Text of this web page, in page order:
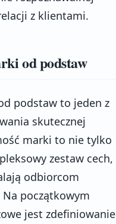
z klientami.
od podstaw
podstaw to jeden z
skutecznej
marki to nie tylko
zestaw cech,
odbiorcom
początkowym
jest zdefiniowanie